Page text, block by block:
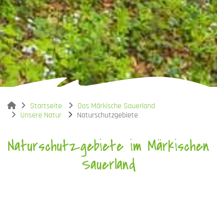
You are here:
Startseite
Das Märkische Sauerland
Unsere Natur
Naturschutzgebiete
Naturschutzgebiete im Märkischen
Sauerland